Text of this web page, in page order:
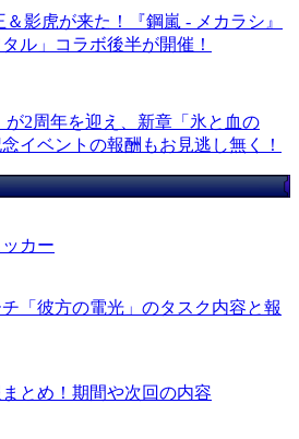
影虎が来た！『鋼嵐 - メカラシ』
ル」コラボ後半が開催！
が2周年を迎え、新章「氷と血の
イベントの報酬もお見逃し無く！
カー
「彼方の電光」のタスク内容と報
とめ！期間や次回の内容